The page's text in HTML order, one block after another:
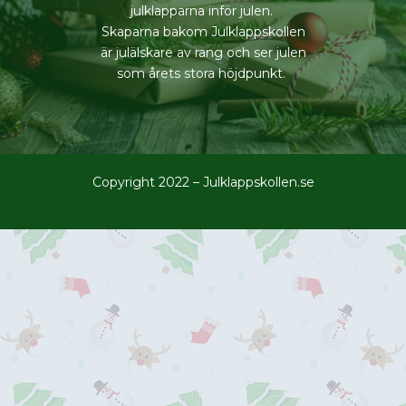
julklapparna inför julen.
Skaparna bakom Julklappskollen
är julälskare av rang och ser julen
som årets stora höjdpunkt.
Copyright 2022 – Julklappskollen.se